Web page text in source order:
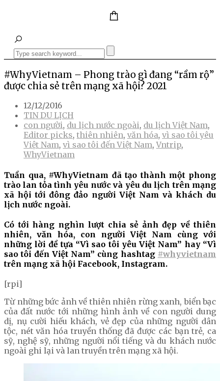
#WhyVietnam – Phong trào gì đang “rầm rộ”
được chia sẻ trên mạng xã hội? 2021
12/12/2016
TIN DU LỊCH
con người, du lịch nước ngoài, du lịch Việt Nam,
Editor picks, thiên nhiên, văn hóa, vì sao tôi yêu
Việt Nam, vì sao tôi đến Việt Nam,Vntrip,
WhyVietnam
Tuần qua, #WhyVietnam đã tạo thành một phong
trào lan tỏa tình yêu nước và yêu du lịch trên mạng
xã hội tới đông đảo người Việt Nam và khách du
lịch nước ngoài.
Có tới hàng nghìn lượt chia sẻ ảnh đẹp về thiên
nhiên, văn hóa, con người Việt Nam cùng với
những lời đề tựa “Vì sao tôi yêu Việt Nam” hay “Vì
sao tôi đến Việt Nam” cùng hashtag #whyvietnam
trên mạng xã hội Facebook, Instagram.
[rpi]
Từ những bức ảnh về thiên nhiên rừng xanh, biển bạc
của đất nước tới những hình ảnh về con người dung
dị, nụ cười hiếu khách, vẻ đẹp của những người dân
tộc, nét văn hóa truyền thống đã được các bạn trẻ, ca
sỹ, nghệ sỹ, những người nổi tiếng và du khách nước
ngoài ghi lại và lan truyền trên mạng xã hội.